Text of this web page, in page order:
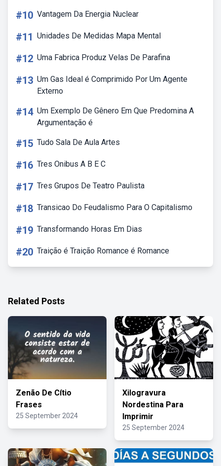
#10 Vantagem Da Energia Nuclear
#11 Unidades De Medidas Mapa Mental
#12 Uma Fabrica Produz Velas De Parafina
#13 Um Gas Ideal é Comprimido Por Um Agente
Externo
#14 Um Exemplo De Gênero Em Que Predomina A
Argumentação é
#15 Tudo Sala De Aula Artes
#16 Tres Onibus A B E C
#17 Tres Grupos De Teatro Paulista
#18 Transicao Do Feudalismo Para O Capitalismo
#19 Transformando Horas Em Dias
#20 Traição é Traição Romance é Romance
Related Posts
Zenão De Cítio
Frases
25 September 2024
Xilogravura
Nordestina Para
Imprimir
25 September 2024